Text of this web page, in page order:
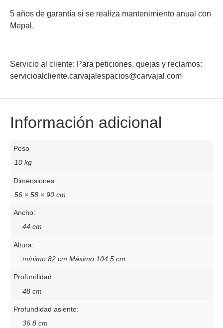
5 años de garantía si se realiza mantenimiento anual con
Mepal.
Servicio al cliente: Para peticiones, quejas y reclamos:
servicioalcliente.carvajalespacios@carvajal.com
Información adicional
Peso
10 kg
Dimensiones
56 × 58 × 90 cm
Ancho:
44 cm
Altura:
mínimo 82 cm Máximo 104.5 cm
Profundidad:
48 cm
Profundidad asiento:
36.8 cm